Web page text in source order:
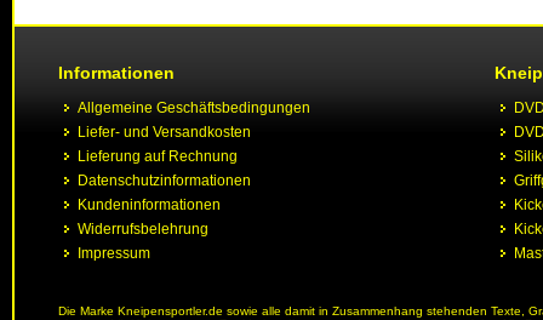
Informationen
Allgemeine Geschäftsbedingungen
Liefer- und Versandkosten
Lieferung auf Rechnung
Datenschutzinformationen
Kundeninformationen
Widerrufsbelehrung
Impressum
Die Marke Kneipensportler.de sowie alle damit in Zusammenhang stehenden Texte,